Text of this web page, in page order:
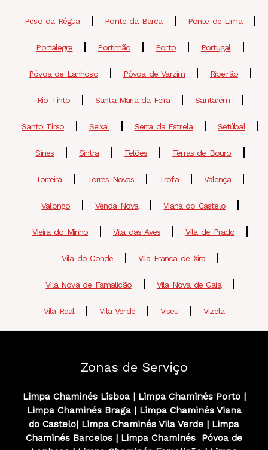
Peso da Régua Ponte da Barca Ponte de Lima
Portalegre Portimão Porto Portugal
Póvoa de Lanhoso Póvoa de Varzim Ribeirão
Rio Tinto Santa Maria da Feira Santarém
Santo Tirso Seixal Serra da Estrela Setúbal
Sines Sintra Telões Terras de Bouro
Torreira Torres Novas Trofa Valença
Valongo Venda Nova Viana do Castelo
Vieira do Minho Vila das Aves Vila de Prado
Vila do Conde Vila Franca de Xira
Vila Nova de Famalicão Vila Nova de Gaia
Vila Real Vila Verde Viseu Vizela
Zonas de Serviço
Limpa Chaminés Lisboa| Limpa Chaminés Porto|
Limpa Chaminés Braga| Limpa Chaminés Viana
do Castelo| Limpa Chaminés Vila Verde | Limpa
Chaminés Barcelos | Limpa Chaminés
Póvoa de